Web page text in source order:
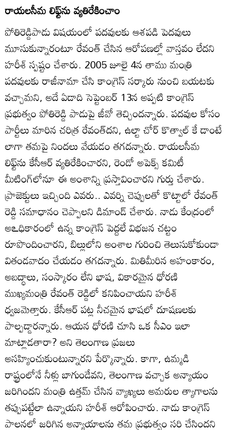
రాయలసీమ లిఫ్ట్‌ను వ్యతిరేకించాం
పోతిరెడ్డిపాడు విషయంలో పదవులకు ఆశపడి పెదవులు
మూసుకున్నారంటూ రేవంత్‌ చేసిన ఆరోపణల్లో వాస్తవం లేదని
హరీశ్‌ స్పష్టం చేశారు. 2005 జూలై 4న తాము మంత్రి
పదవులకు రాజీనామా చేసి కాంగ్రెస్‌ సర్కారు నుంచి బయటకు
వచ్చామని, అదే ఏడాది సెప్టెంబర్‌ 13న అప్పటి కాంగ్రెస్‌
ప్రభుత్వం పోతిరెడ్డి పాడుపై జీవో తెచ్చిందన్నారు. పదవుల కోసం
పార్టీలు మారిన చరిత్ర రేవంత్‌దని, ఉల్టా చోర్‌ కొత్వాల్‌ కే డాంటే
లాగా తమపై నిందలు వేయడం తగదన్నారు. రాయలసీమ
లిఫ్ట్‌ను కేసీఆర్‌ వ్యతిరేకించారని, రెండో అపెక్స్‌ కమిటీ
మీటింగ్‌లోనూ ఈ అంశాన్ని ప్రస్తావించారని గుర్తు చేశారు.
ప్రాజెక్టులు ఇచ్చింది ఎవరు.. ఎవర్ని చెప్పులతో కొట్టాలో రేవంత్‌
రెడ్డి సమాధానం చెప్పాలని డిమాండ్‌ చేశారు. నాడు కేంద్రంలో
అఽధికారంలో ఉన్న కాంగ్రెస్‌ పెద్దలే విభజన చట్టం
రూపొందించారని, బిల్లులోని అంశాల గురించి తెలుసుకోకుండా
వితండవాదం చేయడం తగదన్నారు. మితిమీరిన అహంకారం,
అబద్ధాలు, సంస్కారం లేని భాష, వికారమైన ధోరణి
ముఖ్యమంత్రి రేవంత్‌ రెడ్డిలో కనిపించాయని హరీశ్‌
ధ్వజమెత్తారు. కేసీఆర్‌ పట్ల నీచమైన భాషలో దూషణలకు
పాల్పడ్డారన్నారు. ఆయన ధోరణి చూసి ఒక సీఎం ఇలా
మాట్లాడతారా? అని తెలంగాణ ప్రజలు
అసహ్యించుకుంటున్నారని పేర్కొన్నారు. కాగా, ఉమ్మడి
రాష్ట్రంలోనే నీళ్లు బాగుండేవని, తెలంగాణ వచ్చాక అన్యాయం
జరిగిందని మంత్రి ఉత్తమ్‌ చేసిన వ్యాఖ్యలు అమరుల త్యాగాలను
తప్పుపట్టేలా ఉన్నాయని హరీశ్‌ ఆరోపించారు. నాడు కాంగ్రెస్‌
పాలనలో జరిగిన అన్యాయాలను తమ ప్రభుత్వం సరి చేసిందని